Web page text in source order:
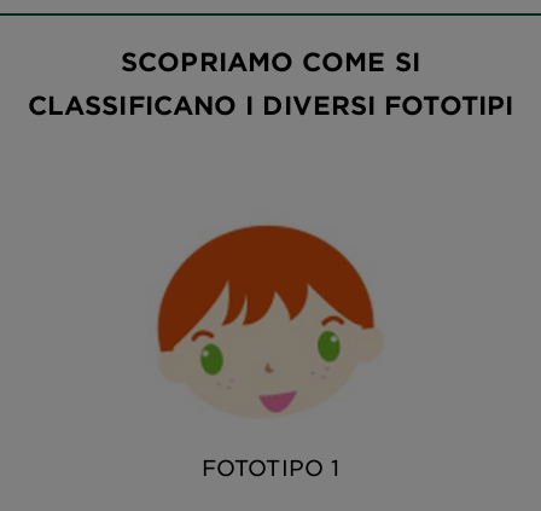
SCOPRIAMO COME SI
CLASSIFICANO I DIVERSI FOTOTIPI
FOTOTIPO 1